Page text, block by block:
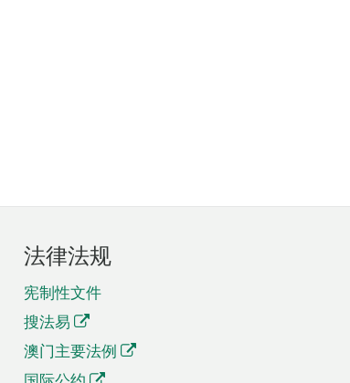
法律法规
宪制性文件
搜法易
澳门主要法例